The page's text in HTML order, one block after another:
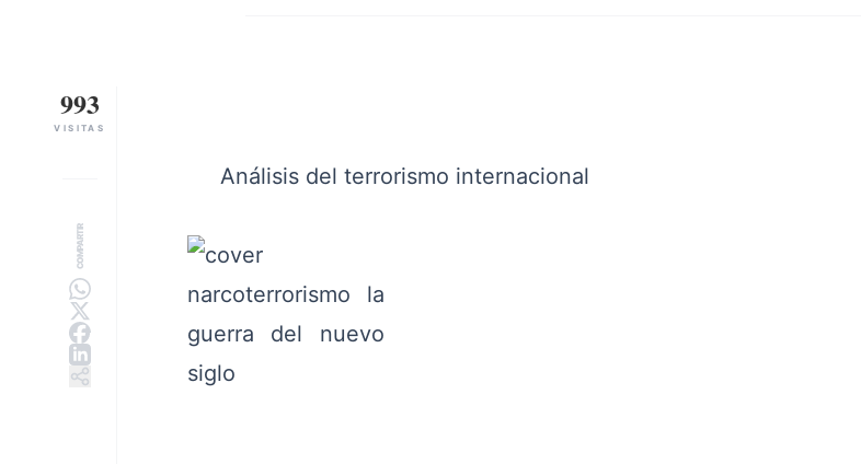
993
VISITAS
COMPARTIR
Análisis del terrorismo internacional